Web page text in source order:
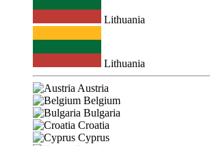
Lithuania
Lithuania
Austria
Belgium
Bulgaria
Croatia
Cyprus